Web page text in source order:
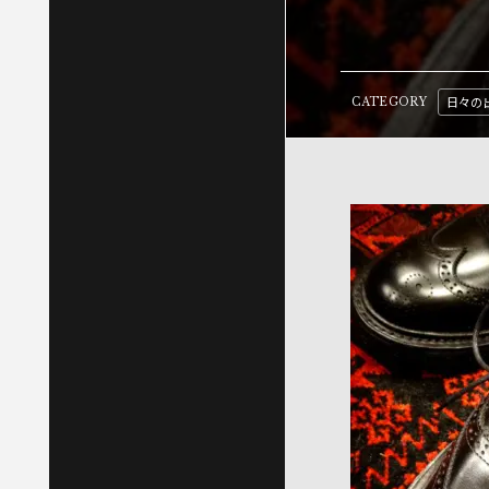
CATEGORY 日々の